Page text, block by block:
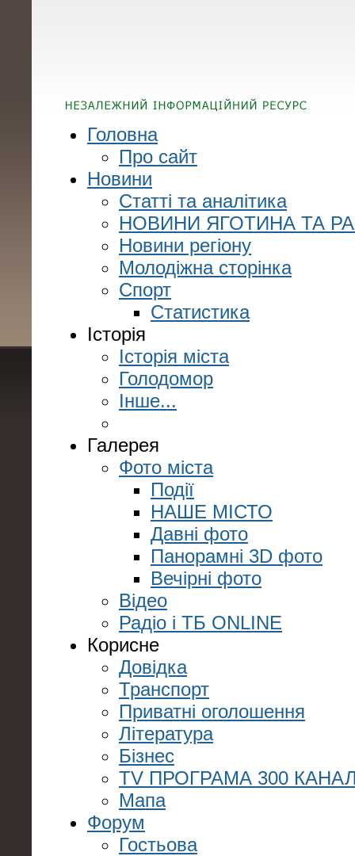
Головна
Про сайт
Новини
Статті та аналітика
НОВИНИ ЯГОТИНА ТА
Новини регіону
Молодіжна сторінка
Спорт
Статистика
Історія
Історія міста
Голодомор
Інше...
Галерея
Фото міста
Події
НАШЕ МІСТО
Давні фото
Панорамні 3D фото
Вечірні фото
Відео
Радіо і ТБ ONLINE
Корисне
Довідка
Транспорт
Приватні оголошення
Література
Бізнес
TV ПРОГРАМА 300
Мапа
Форум
Гостьова